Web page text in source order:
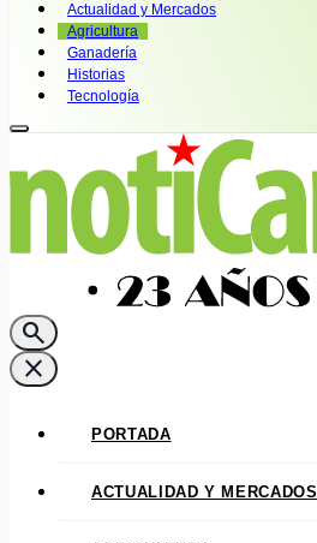
Actualidad y Mercados
Agricultura
Ganadería
Historias
Tecnología
search
close
PORTADA
ACTUALIDAD Y MERCADOS